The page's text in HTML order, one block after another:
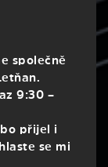
společně
9:30 –
přijel i
se mi